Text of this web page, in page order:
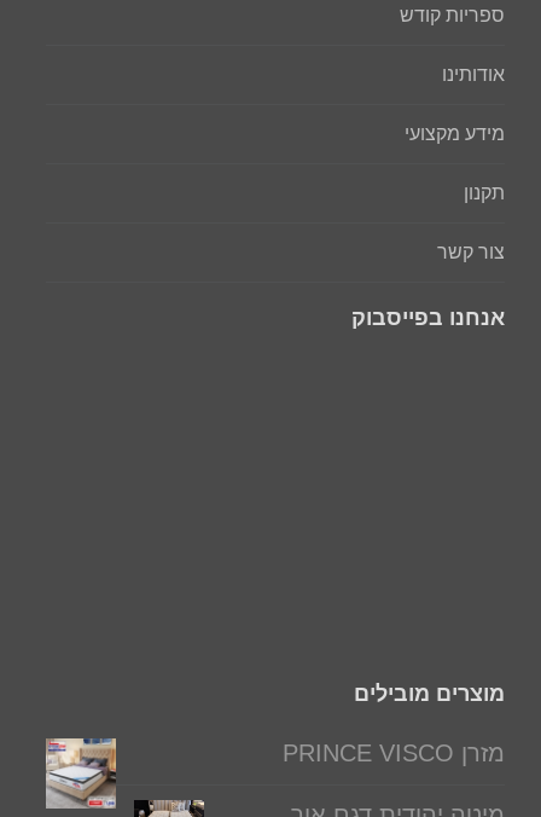
ספריות קודש
אודותינו
מידע מקצועי
תקנון
צור קשר
אנחנו בפייסבוק
מוצרים מובילים
מזרן PRINCE VISCO